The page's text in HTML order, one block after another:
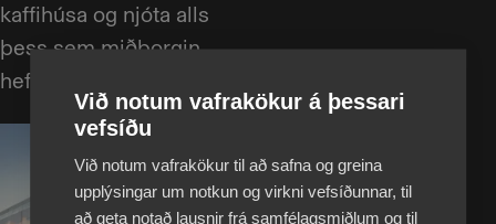
kaffihúsa og njóta alls
þess sem miðborgin
hefur upp á að bjóða.
Við notum vafrakökur á þessari
vefsíðu
Við notum vafrakökur til að safna og greina
upplýsingar um notkun og virkni vefsíðunnar, til
að geta notað lausnir frá samfélagsmiðlum og til